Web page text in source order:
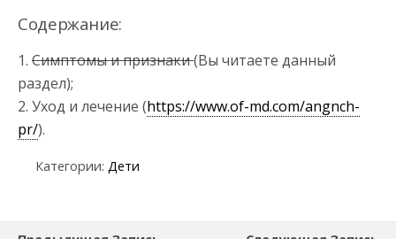
Содержание:
1. Симптомы и признаки(Вы читаете данный
раздел);
2. Уход и лечение (https://www.of-md.com/angnch-
pr/).
Категории: Дети